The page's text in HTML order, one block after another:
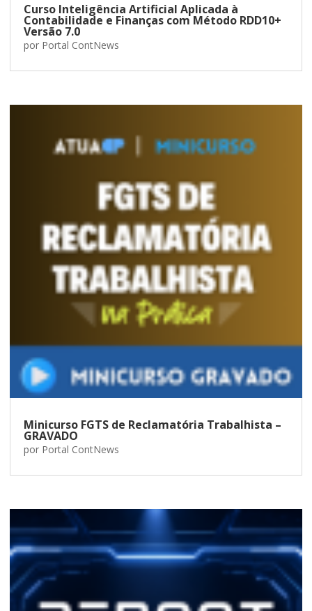
Curso Inteligência Artificial Aplicada à
Contabilidade e Finanças com Método RDD10+
Versão 7.0
por Portal ContNews
Minicurso FGTS de Reclamatória Trabalhista –
GRAVADO
por Portal ContNews